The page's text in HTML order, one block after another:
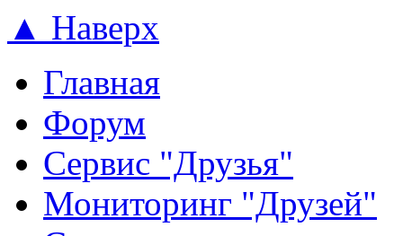
▲ Наверх
Главная
Форум
Сервис "Друзья"
Мониторинг "Друзей"